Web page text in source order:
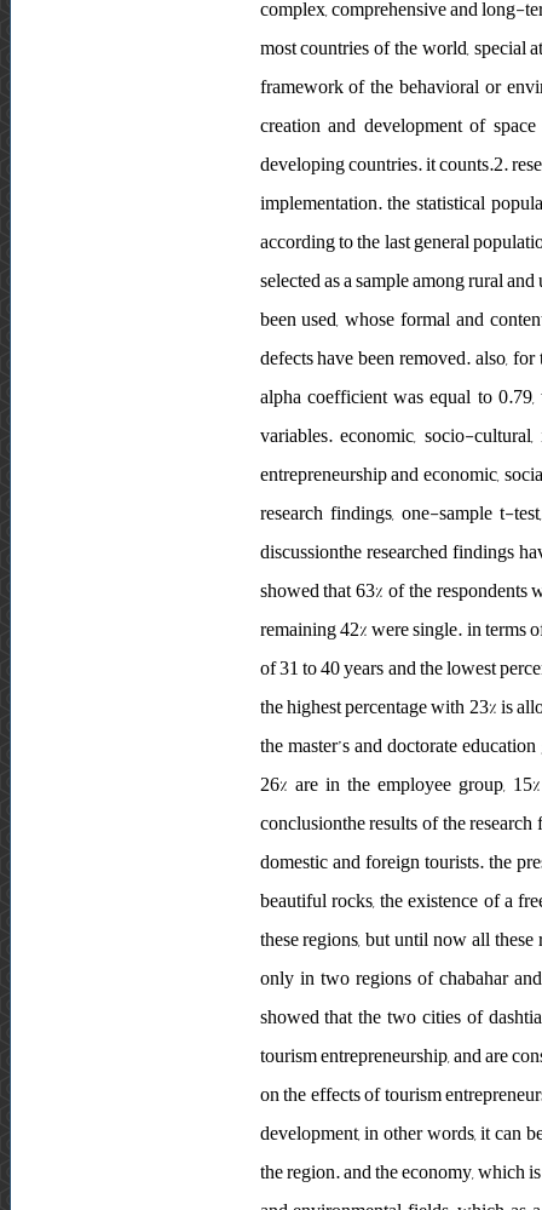
complex, comprehensive and long-
most countries of the world, special
framework of the behavioral or
creation and development of
developing countries. it counts.2.
implementation. the statistical
according to the last general
selected as a sample among rural
been used, whose formal and
defects have been removed. also,
alpha coefficient was equal to
variables. economic, socio-
entrepreneurship and economic,
research findings, one-sample t-
discussionthe researched findings
showed that 63% of the
remaining 42% were single. in terms
of 31 to 40 years and the lowest
the highest percentage with 23% is
the master’s and doctorate
26% are in the employee group,
conclusionthe results of the
domestic and foreign tourists. the
beautiful rocks, the existence of a
these regions, but until now all
only in two regions of chabahar
showed that the two cities of
tourism entrepreneurship, and are
on the effects of tourism
development, in other words, it can
the region. and the economy, which